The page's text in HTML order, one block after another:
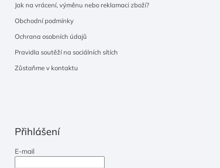
Jak na vrácení, výměnu nebo reklamaci zboží?
Obchodní podmínky
Ochrana osobních údajů
Pravidla soutěží na sociálních sítích
Zůstaňme v kontaktu
Přihlášení
E-mail